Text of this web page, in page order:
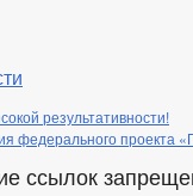
результативности!
федерального проекта
ссылок